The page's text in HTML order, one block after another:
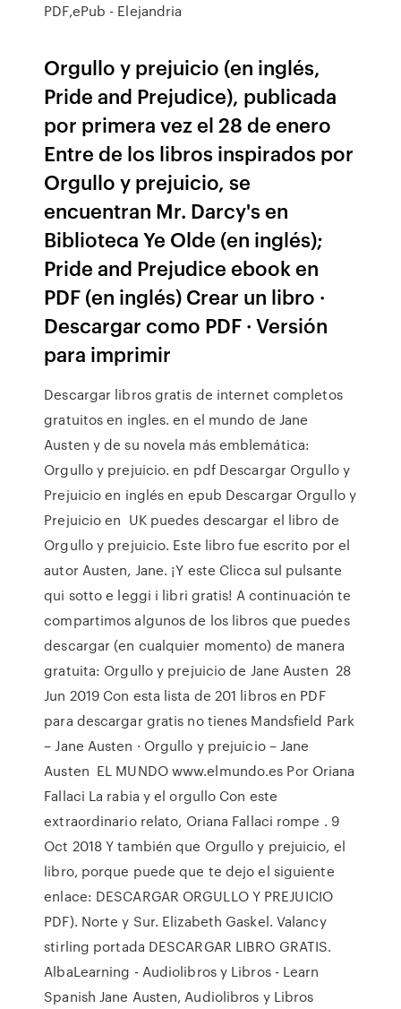
PDF,ePub - Elejandria
Orgullo y prejuicio (en inglés,
Pride and Prejudice), publicada
por primera vez el 28 de enero
Entre de los libros inspirados por
Orgullo y prejuicio, se
encuentran Mr. Darcy's en
Biblioteca Ye Olde (en inglés);
Pride and Prejudice ebook en
PDF (en inglés) Crear un libro ·
Descargar como PDF · Versión
para imprimir
Descargar libros gratis de internet completos
gratuitos en ingles. en el mundo de Jane
Austen y de su novela más emblemática:
Orgullo y prejuicio. en pdf Descargar Orgullo y
Prejuicio en inglés en epub Descargar Orgullo y
Prejuicio en UK puedes descargar el libro de
Orgullo y prejuicio. Este libro fue escrito por el
autor Austen, Jane. ¡Y este Clicca sul pulsante
qui sotto e leggi i libri gratis! A continuación te
compartimos algunos de los libros que puedes
descargar (en cualquier momento) de manera
gratuita: Orgullo y prejuicio de Jane Austen 28
Jun 2019 Con esta lista de 201 libros en PDF
para descargar gratis no tienes Mandsfield Park
– Jane Austen · Orgullo y prejuicio – Jane
Austen EL MUNDO www.elmundo.es Por Oriana
Fallaci La rabia y el orgullo Con este
extraordinario relato, Oriana Fallaci rompe . 9
Oct 2018 Y también que Orgullo y prejuicio, el
libro, porque puede que te dejo el siguiente
enlace: DESCARGAR ORGULLO Y PREJUICIO
PDF). Norte y Sur. Elizabeth Gaskel. Valancy
stirling portada DESCARGAR LIBRO GRATIS.
AlbaLearning - Audiolibros y Libros - Learn
Spanish Jane Austen, Audiolibros y Libros